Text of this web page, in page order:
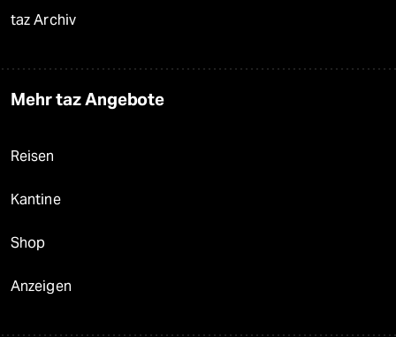
taz Archiv
Mehr taz Angebote
Reisen
Kantine
Shop
Anzeigen